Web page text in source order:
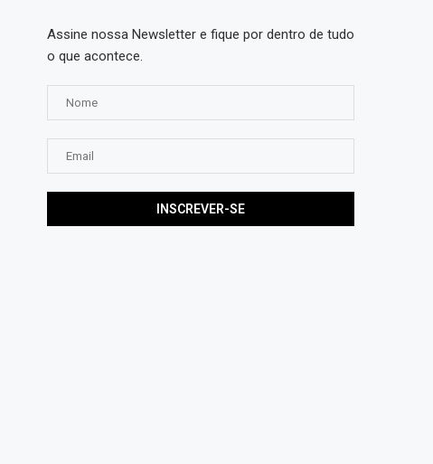
Assine nossa Newsletter e fique por dentro de tudo
o que acontece.